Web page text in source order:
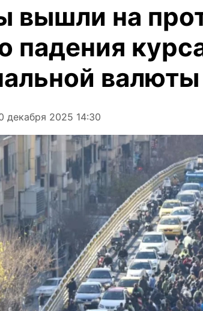
вышли на
падения
валюты
декабря 2025 14:30